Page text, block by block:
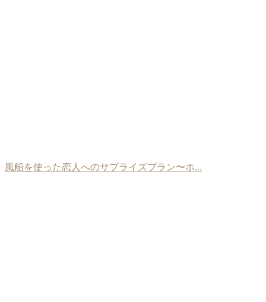
風船を使った恋人へのサプライズプラン〜ホ...